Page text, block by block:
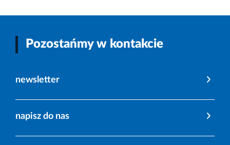
Pozostańmy w kontakcie
newsletter
napisz do nas